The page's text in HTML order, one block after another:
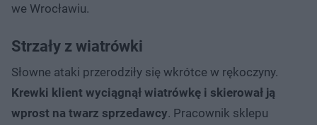
we Wrocławiu.
Strzały z wiatrówki
Słowne ataki przerodziły się wkrótce w rękoczyny.
Krewki klient wyciągnął wiatrówkę i skierował ją
wprost na twarz sprzedawcy. Pracownik sklepu